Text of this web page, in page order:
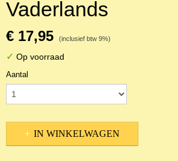
Vaderlands
€ 17,95 (inclusief btw 9%)
✓ Op voorraad
Aantal
IN WINKELWAGEN